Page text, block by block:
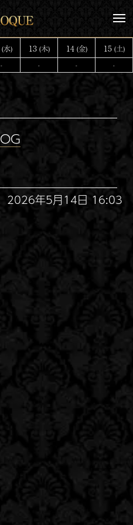
メ
ュ
ー
(水) 13 (木) 14 (金) 15 (土)
- - - -
2026年5月14日 16:03